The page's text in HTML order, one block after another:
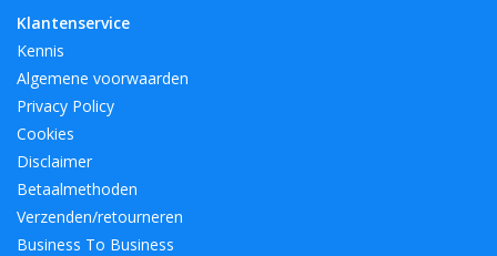
Klantenservice
Kennis
Algemene voorwaarden
Privacy Policy
Cookies
Disclaimer
Betaalmethoden
Verzenden/retourneren
Business To Business